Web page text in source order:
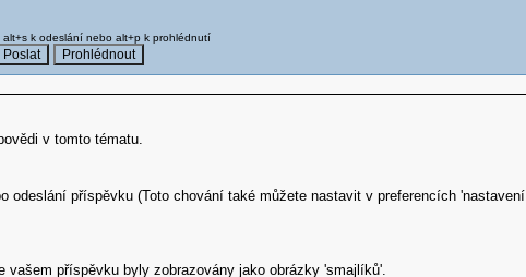
alt+s k odeslání nebo alt+p k prohlédnutí
v tomto tématu.
odeslání příspěvku (Toto chování také můžete nastavit v preferencích 'nastavení
vašem příspěvku byly zobrazovány jako obrázky 'smajlíků'.